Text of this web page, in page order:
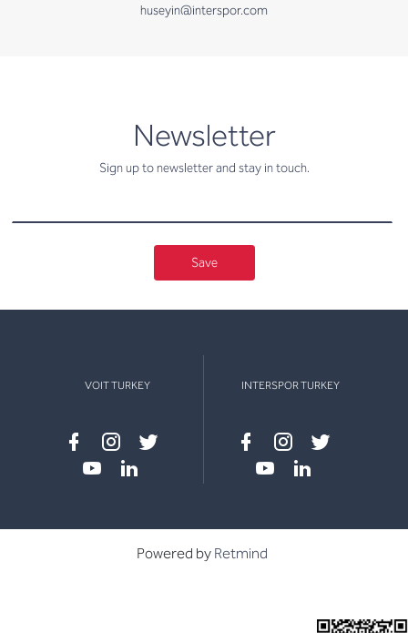
huseyin@interspor.com
Newsletter
Sign up to newsletter and stay in touch.
newsletter
Save
VOIT TURKEY
Facebook
instagram
twitter
INTERSPOR TURKEY
Facebook
instagram
twitter
Powered by Retmind